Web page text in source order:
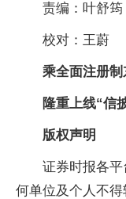
责编：叶舒筠
校对：王蔚
乘全面注册
隆重上线“信
版权声明
证券时报各
何单位及个人不